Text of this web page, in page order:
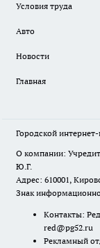
Условия труда
Авто
Новости
Главная
Городской
О компании:
Ю.Г.
Адрес: 610001,
Знак
Контакты:
red@pg52.ru
Рекламный